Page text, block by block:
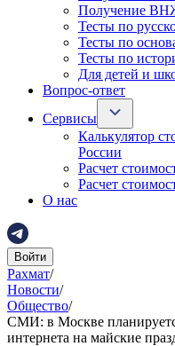
Получение
Тесты по
Тесты по
Тесты по
Для детей и
Вопрос-ответ
Сервисы
Калькулятор
России
Расчет
Расчет
О нас
Войти
Рахмат/
Новости/
Общество/
СМИ: в Москве
интернета на майские